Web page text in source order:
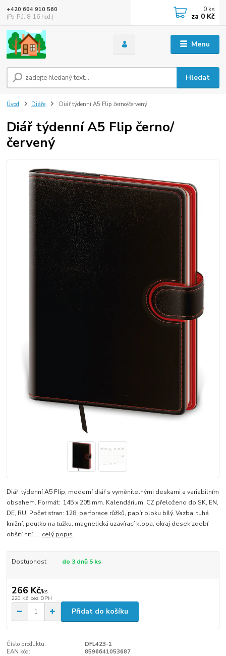
Menu
Hledat
+420 604 910 560
(Po-Pá, 8-16 hod.)
0 ks
za 0 Kč
Úvod Diáře Diář týdenní A5 Flip černo/červený
Diář týdenní A5 Flip černo/
červený
Diář týdenní A5 Flip, moderní diář s vyměnitelnými deskami a variabilním
obsahem. Formát: 145 x 205 mm. Kalendárium: CZ přeloženo do SK, EN,
DE, RU. Počet stran: 128, perforace růžků, papír bloku bílý. Vazba: tuhá
knižní, poutko na tužku, magnetická uzavírací klopa, okraj desek zdobí
obšití nití. ... celý popis
Dostupnost do 3 dnů 5 ks
266 Kč/ks
220 Kč bez DPH
Přidat do košíku
Číslo produktu:
DFL423-1
EAN kód:
8596641053687